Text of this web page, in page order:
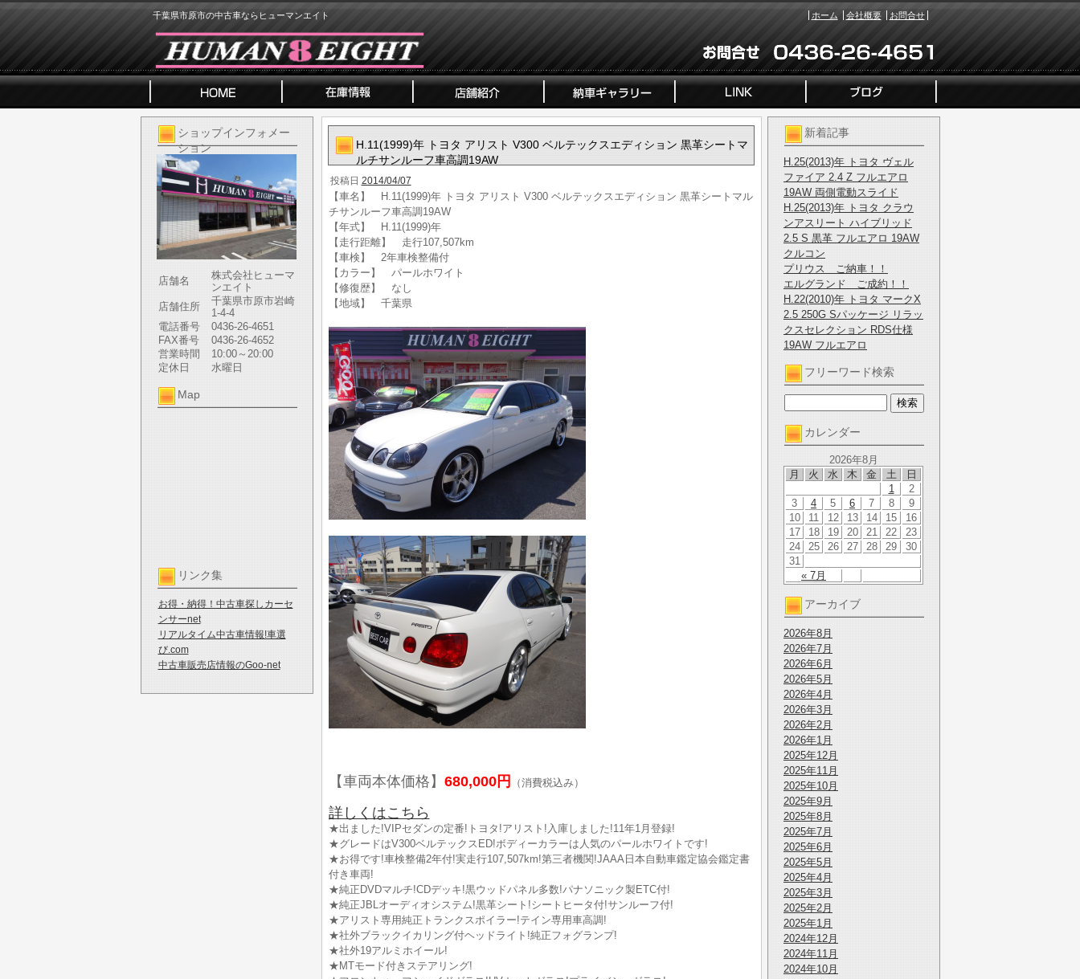
千葉県市原市の中古車ならヒューマンエイト ホーム 会社概要 お問合せ
ショップインフォメー
ション
店舗名
株式会社ヒューマ
ンエイト
店舗住所
千葉県市原市岩崎
1-4-4
電話番号
0436-26-4651
FAX番号
0436-26-4652
営業時間
10:00～20:00
定休日
水曜日
Map
リンク集
お得・納得！中古車探しカーセ
ンサーnet
リアルタイム中古車情報!車選
び.com
中古車販売店情報のGoo-net
新着記事
H.25(2013)年 トヨタ ヴェル
ファイア 2.4 Z フルエアロ
19AW 両側電動スライド
H.25(2013)年 トヨタ クラウ
ンアスリート ハイブリッド
2.5 S 黒革 フルエアロ 19AW
クルコン
プリウス ご納車！！
エルグランド ご成約！！
H.22(2010)年 トヨタ マークX
2.5 250G Sパッケージ リラッ
クスセレクション RDS仕様
19AW フルエアロ
フリーワード検索
カレンダー
2026年8月
月
火 水 木 金 土 日
« 7月
1
2
3
4 5 6 7 8
9
10
11 12 13 14 15
16
17
18 19 20 21 22
23
24
25 26 27 28 29
30
31
アーカイブ
2026年8月
2026年7月
2026年6月
2026年5月
2026年4月
2026年3月
2026年2月
2026年1月
2025年12月
2025年11月
2025年10月
2025年9月
2025年8月
2025年7月
2025年6月
2025年5月
2025年4月
2025年3月
2025年2月
2025年1月
2024年12月
2024年11月
2024年10月
H.11(1999)年 トヨタ アリスト V300 ベルテックスエディション 黒革シートマ
ルチサンルーフ車高調19AW
投稿日 2014/04/07
【車名】 H.11(1999)年 トヨタ アリスト V300 ベルテックスエディション 黒革シートマル
チサンルーフ車高調19AW
【年式】 H.11(1999)年
【走行距離】 走行107,507km
【車検】 2年車検整備付
【カラー】 パールホワイト
【修復歴】 なし
【地域】 千葉県
【車両本体価格】 680,000円 （消費税込み）
詳しくはこちら
★出ました!VIPセダンの定番!トヨタ!アリスト!入庫しました!11年1月登録!
★グレードはV300ベルテックスED!ボディーカラーは人気のパールホワイトです!
★お得です!車検整備2年付!実走行107,507km!第三者機関!JAAA日本自動車鑑定協会鑑定書
付き車両!
★純正DVDマルチ!CDデッキ!黒ウッドパネル多数!パナソニック製ETC付!
★純正JBLオーディオシステム!黒革シート!シートヒータ付!サンルーフ付!
★アリスト専用純正トランクスポイラー!テイン専用車高調!
★社外ブラックイカリング付ヘッドライト!純正フォグランプ!
★社外19アルミホイール!
★MTモード付きステアリング!